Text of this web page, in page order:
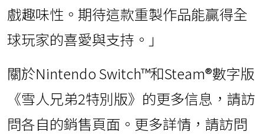
戲趣味性。期待這款重製作品能贏得全
球玩家的喜愛與支持。」
關於Nintendo Switch™和Steam®數字版
《雪人兄弟2特別版》的更多信息，請訪
問各自的銷售頁面。更多詳情，請訪問